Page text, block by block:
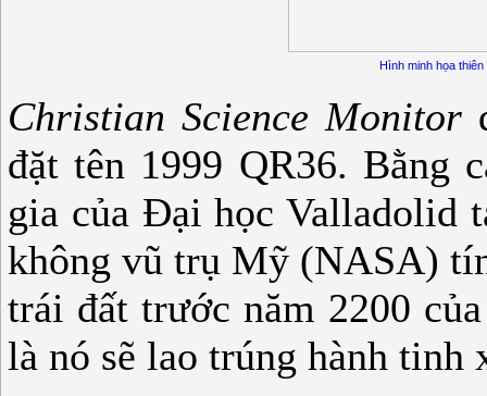
Hình minh họa
Christian Science Monitor
đặt tên 1999 QR36. Bằng
gia của Đại học Valladolid
không vũ trụ Mỹ (NASA)
trái đất trước năm 2200
là nó sẽ lao trúng hành tinh